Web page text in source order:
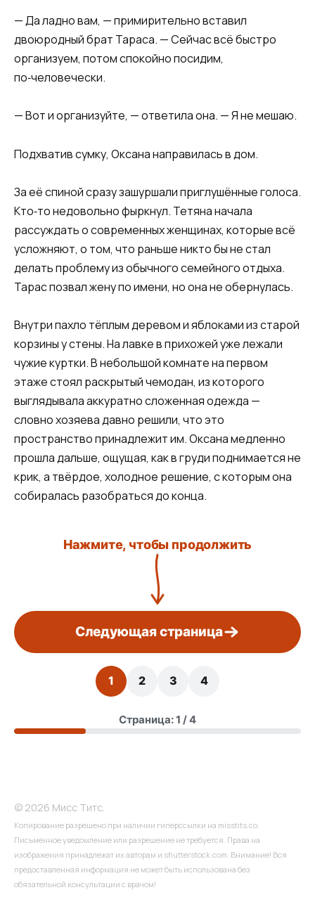
— Да ладно вам, — примирительно вставил
двоюродный брат Тараса. — Сейчас всё быстро
организуем, потом спокойно посидим,
по‑человечески.
— Вот и организуйте, — ответила она. — Я не мешаю.
Подхватив сумку, Оксана направилась в дом.
За её спиной сразу зашуршали приглушённые голоса.
Кто‑то недовольно фыркнул. Тетяна начала
рассуждать о современных женщинах, которые всё
усложняют, о том, что раньше никто бы не стал
делать проблему из обычного семейного отдыха.
Тарас позвал жену по имени, но она не обернулась.
Внутри пахло тёплым деревом и яблоками из старой
корзины у стены. На лавке в прихожей уже лежали
чужие куртки. В небольшой комнате на первом
этаже стоял раскрытый чемодан, из которого
выглядывала аккуратно сложенная одежда —
словно хозяева давно решили, что это
пространство принадлежит им. Оксана медленно
прошла дальше, ощущая, как в груди поднимается не
крик, а твёрдое, холодное решение, с которым она
собиралась разобраться до конца.
Нажмите, чтобы продолжить
Следующая страница
1 2 3 4
Страница: 1 / 4
© 2026 Мисс Титс.
Копирование разрешено при наличии гиперссылки на misstits.co.
Письменное уведомление или разрешение не требуется. Права на
изображения принадлежат их авторам и shutterstock.com. Внимание! Вся
предоставленная информация не может быть использована без
обязательной консультации с врачом!